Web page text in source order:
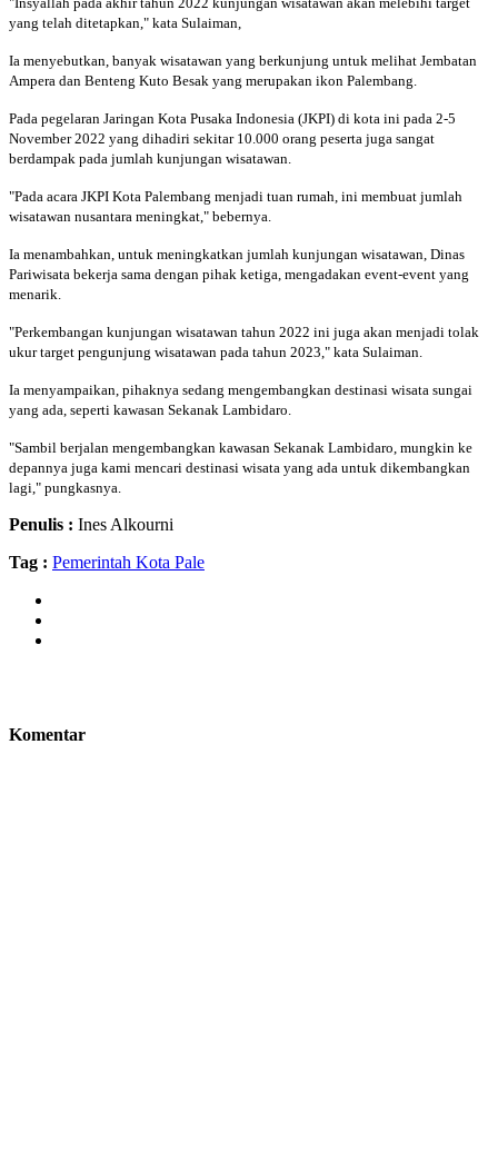
yang telah ditetapkan," kata Sulaiman,
Ia menyebutkan, banyak wisatawan yang berkunjung untuk melihat Jembatan
Ampera dan Benteng Kuto Besak yang merupakan ikon Palembang.
Pada pegelaran Jaringan Kota Pusaka Indonesia (JKPI) di kota ini pada 2-5
November 2022 yang dihadiri sekitar 10.000 orang peserta juga sangat
berdampak pada jumlah kunjungan wisatawan.
"Pada acara JKPI Kota Palembang menjadi tuan rumah, ini membuat jumlah
wisatawan nusantara meningkat," bebernya.
Ia menambahkan, untuk meningkatkan jumlah kunjungan wisatawan, Dinas
Pariwisata bekerja sama dengan pihak ketiga, mengadakan event-event yang
menarik.
"Perkembangan kunjungan wisatawan tahun 2022 ini juga akan menjadi tolak
ukur target pengunjung wisatawan pada tahun 2023," kata Sulaiman.
Ia menyampaikan, pihaknya sedang mengembangkan destinasi wisata sungai
yang ada, seperti kawasan Sekanak Lambidaro.
"Sambil berjalan mengembangkan kawasan Sekanak Lambidaro, mungkin ke
depannya juga kami mencari destinasi wisata yang ada untuk dikembangkan
lagi," pungkasnya.
Penulis : Ines Alkourni
Tag : Pemerintah Kota Pale
Komentar